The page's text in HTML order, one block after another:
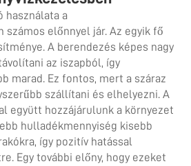
használata a
számos előnnyel jár. Az egyik fő
A berendezés képes nagy
az iszapból, így
marad. Ez fontos, mert a száraz
szállítani és elhelyezni. A
együtt hozzájárulunk a környezet
hulladékmennyiség kisebb
így pozitív hatással
Egy további előny, hogy ezeket